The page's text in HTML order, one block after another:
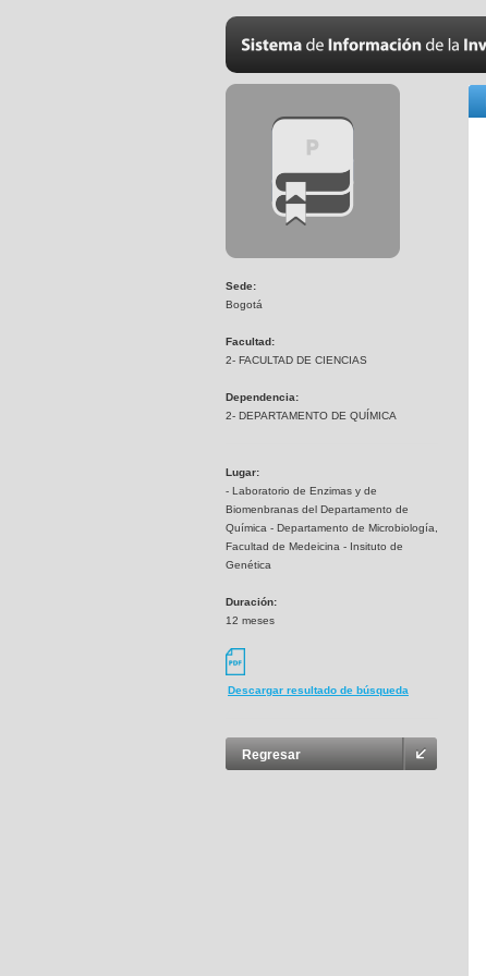
Sede:
Bogotá
Facultad:
2- FACULTAD DE CIENCIAS
Dependencia:
2- DEPARTAMENTO DE QUÍMICA
Lugar:
- Laboratorio de Enzimas y de
Biomenbranas del Departamento de
Química - Departamento de Microbiología,
Facultad de Medeicina - Insituto de
Genética
Duración:
12 meses
Descargar resultado de búsqueda
Regresar